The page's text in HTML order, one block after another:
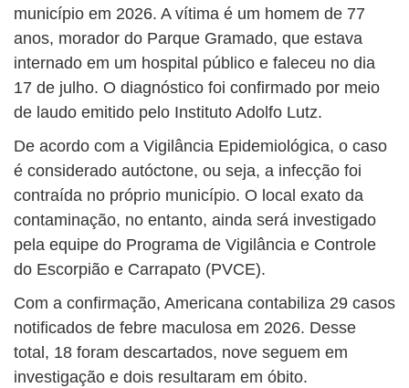
município em 2026. A vítima é um homem de 77
anos, morador do Parque Gramado, que estava
internado em um hospital público e faleceu no dia
17 de julho. O diagnóstico foi confirmado por meio
de laudo emitido pelo Instituto Adolfo Lutz.
De acordo com a Vigilância Epidemiológica, o caso
é considerado autóctone, ou seja, a infecção foi
contraída no próprio município. O local exato da
contaminação, no entanto, ainda será investigado
pela equipe do Programa de Vigilância e Controle
do Escorpião e Carrapato (PVCE).
Com a confirmação, Americana contabiliza 29 casos
notificados de febre maculosa em 2026. Desse
total, 18 foram descartados, nove seguem em
investigação e dois resultaram em óbito.